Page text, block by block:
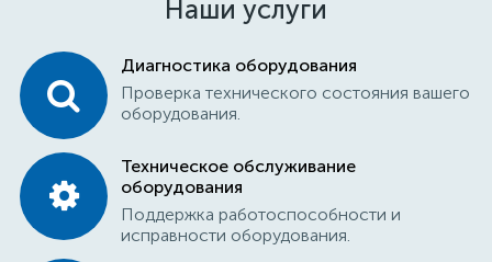
Наши услуги
Диагностика оборудования
Проверка технического состояния вашего
оборудования.
Техническое обслуживание
оборудования
Поддержка работоспособности и
исправности оборудования.